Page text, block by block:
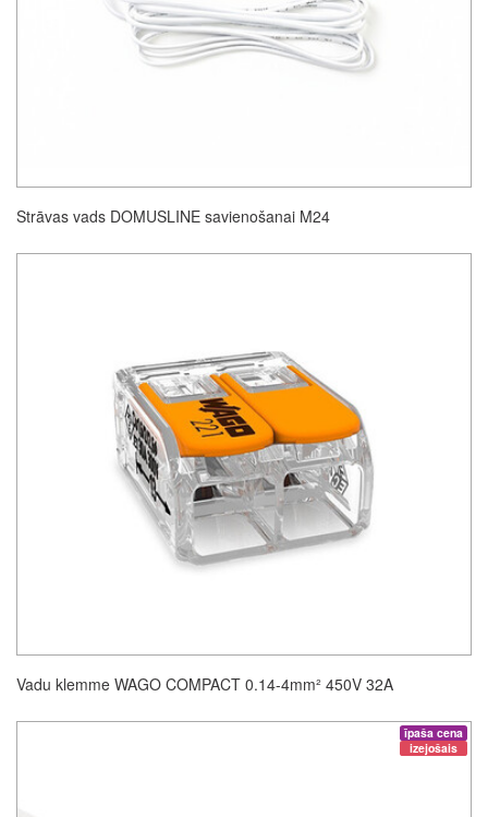
Strāvas vads DOMUSLINE savienošanai M24
Vadu klemme WAGO COMPACT 0.14-4mm² 450V 32A
īpaša cena
izejošais